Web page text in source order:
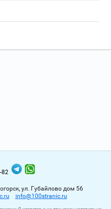
82
ул. Губайлово дом 56
info@100stranic.ru